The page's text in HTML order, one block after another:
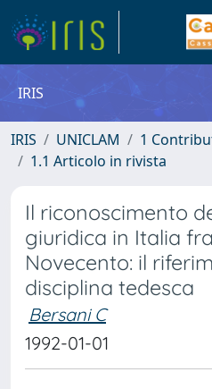
IRIS
IRIS UNICLAM
1
1.1 Articolo in rivista
Il riconoscimento
giuridica in Italia
Novecento: il
disciplina tedesca
Bersani C
1992-01-01